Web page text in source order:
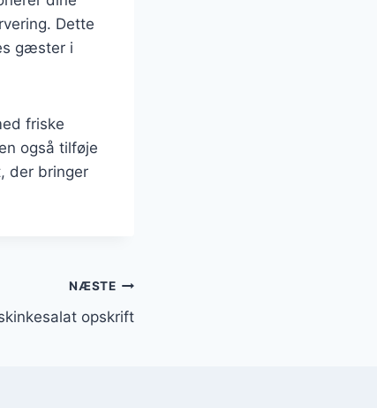
Dette
gæster i
friske
også tilføje
der bringer
NÆSTE
opskrift